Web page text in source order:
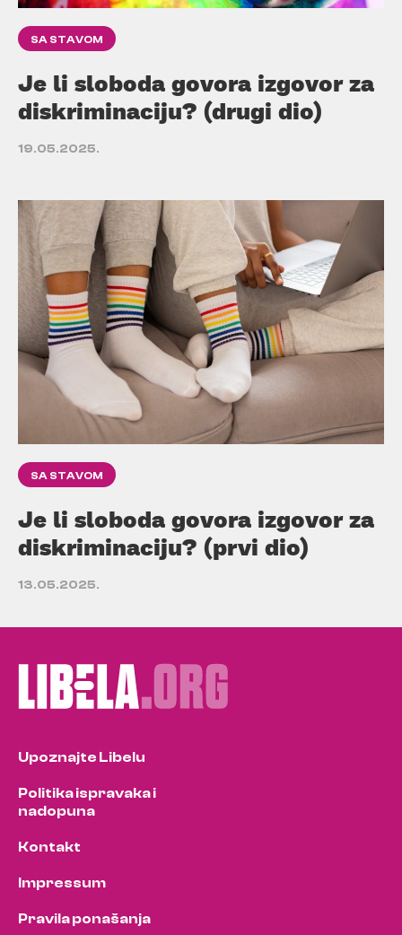
SA STAVOM
Je li sloboda govora izgovor za
diskriminaciju? (drugi dio)
19.05.2025.
SA STAVOM
Je li sloboda govora izgovor za
diskriminaciju? (prvi dio)
13.05.2025.
Upoznajte Libelu
Politika ispravaka i
nadopuna
Kontakt
Impressum
Pravila ponašanja